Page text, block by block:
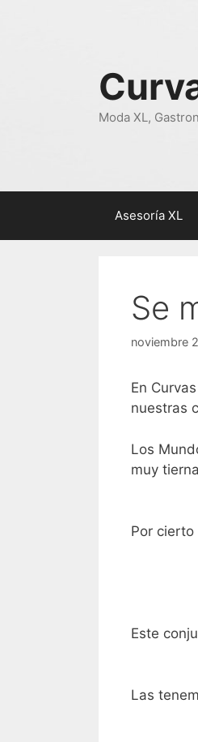
Moda XL,
Asesoría XL
Se
noviembre
En
nuestras
Los
muy
Por
Este
Las